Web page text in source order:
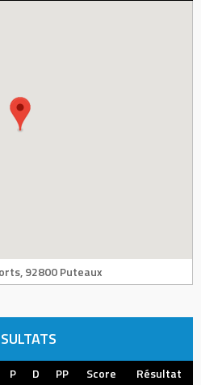
92800 Puteaux
P D PP Score
Résultat